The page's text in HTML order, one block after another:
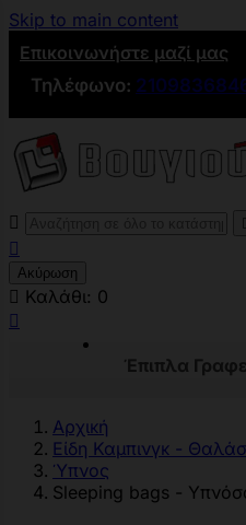
Skip to main content
Επικοινωνήστε μαζί μας
Τηλέφωνο:


Ακύρωση
 Καλάθι: 0

Έπιπλα
Αρχική
Είδη Καμπινγκ -
Ύπνος
Sleeping bags -